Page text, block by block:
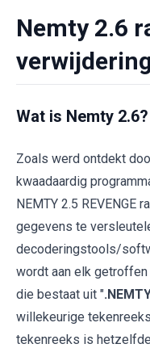
Nemty 2.6
Wat is Nemty 2.6?
Zoals werd ontdekt
kwaadaardig
NEMTY 2.5 REVENGE
gegevens te
decoderingstools/
wordt aan elk
die bestaat uit "
willekeurige
tekenreeks is